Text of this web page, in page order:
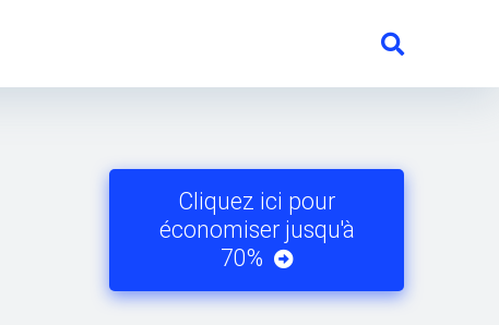
Cliquez ici pour
économiser jusqu'à
70%